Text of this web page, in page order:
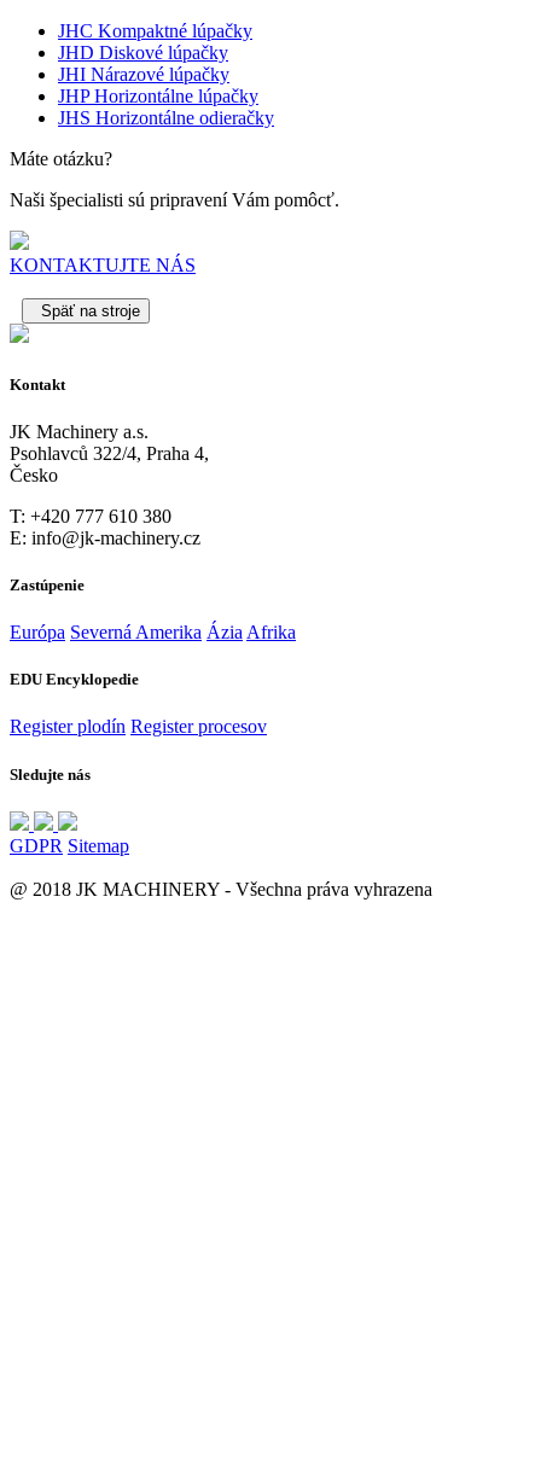
JHC Kompaktné lúpačky
JHD Diskové lúpačky
JHI Nárazové lúpačky
JHP Horizontálne lúpačky
JHS Horizontálne odieračky
Máte otázku?
Naši špecialisti sú pripravení Vám pomôcť.
KONTAKTUJTE NÁS
Späť na stroje
Kontakt
JK Machinery a.s.
Psohlavců 322/4, Praha 4,
Česko
T: +420 777 610 380
E: info@jk-machinery.cz
Zastúpenie
Európa Severná Amerika Ázia Afrika
EDU Encyklopedie
Register plodín Register procesov
Sledujte nás
GDPR Sitemap
@ 2018 JK MACHINERY - Všechna práva vyhrazena